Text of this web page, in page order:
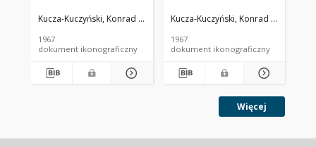
Warszawie - Konkurs
SARP nr 392 : praca nr
stopnia. Zdj. 9, Makieta,
widok elewacji
Kucza-Kuczyński, Konrad (1941- ). Architekt
1967
dokument ikonograficzny
Warszawie - Konkurs
SARP nr 392 : praca nr
stopnia. Zdj. 7, Elewacje
wschodnia i zachodnia
Kucza-Kuczyński, Konrad (1941- ).
1967
dokument ikonograficzny
Więcej